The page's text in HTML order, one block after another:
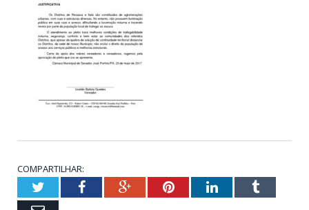
COMPARTILHAR:
TwitterFacebookGoogle+PinterestLinkedInTumblr